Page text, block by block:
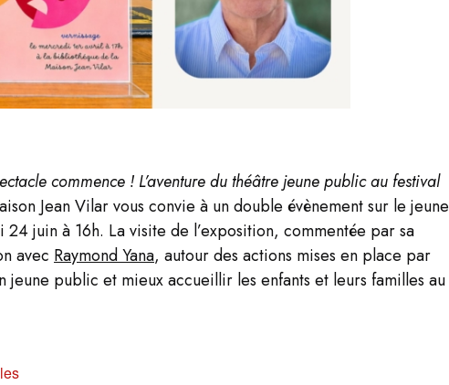
commence ! L’aventure du théâtre jeune public au festival
Jean Vilar vous convie à un double évènement sur le jeune
24 juin à 16h. La visite de l’exposition, commentée par sa
avec Raymond Yana, autour des actions mises en place par
jeune public et mieux accueillir les enfants et leurs familles au